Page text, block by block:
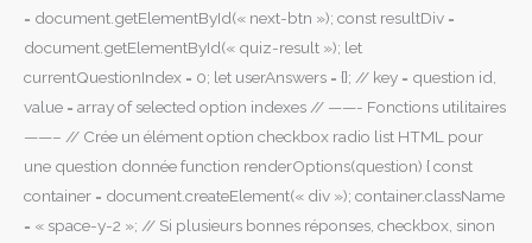
= document.getElementById(« next-btn »); const resultDiv =
document.getElementById(« quiz-result »); let
currentQuestionIndex = 0; let userAnswers = {}; // key = question id,
value = array of selected option indexes // ——- Fonctions utilitaires
——– // Crée un élément option checkbox radio list HTML pour
une question donnée function renderOptions(question) { const
container = document.createElement(« div »); container.className
= « space-y-2 »; // Si plusieurs bonnes réponses, checkbox, sinon